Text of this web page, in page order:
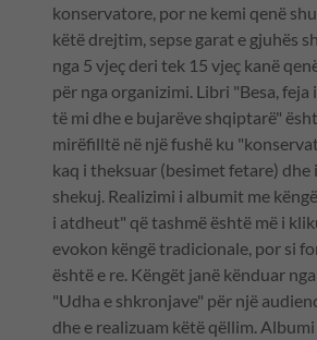
konservatore, por ne kemi qenë
këtë drejtim, sepse garat e gjuhës
nga 5 vjeç deri tek 15 vjeç kanë
për nga organizimi. Libri "Besa, feja
të mi dhe e bujarëve shqiptarë"
mirëfilltë në një fushë ku
kaq i theksuar (besimet fetare) dhe
shekuj. Realizimi i albumit me
i atdheut" që tashmë është më i
evokon këngë tradicionale, por si
është e re. Këngët janë kënduar
"Udha e shkronjave" për një
dhe e realizuam këtë qëllim.